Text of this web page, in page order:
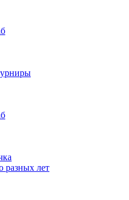
разных лет